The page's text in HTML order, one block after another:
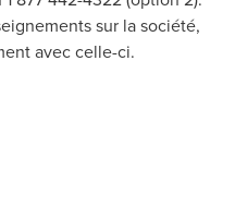
sur la société,
avec celle-ci.